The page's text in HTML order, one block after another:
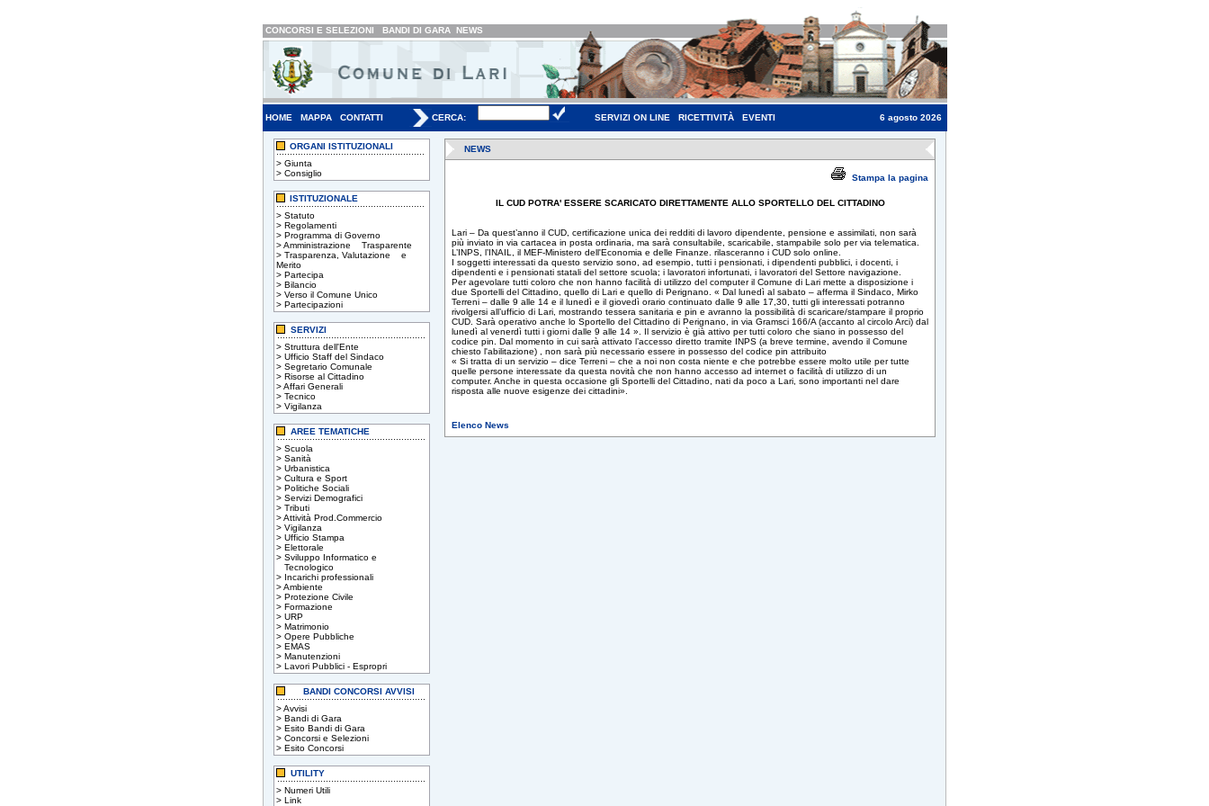
CONCORSI E SELEZIONI BANDI DI GARA NEWS
HOME MAPPA CONTATTI CERCA: SERVIZI ON LINE RICETTIVITÀ EVENTI 6 agosto 2026
ORGANI ISTITUZIONALI
> Giunta
> Consiglio
ISTITUZIONALE
> Statuto
> Regolamenti
> Programma di Governo
>Amministrazione Trasparente
> Trasparenza, Valutazione e
Merito
> Partecipa
> Bilancio
> Verso il Comune Unico
> Partecipazioni
SERVIZI
> Struttura dell'Ente
> Ufficio Staff del Sindaco
> Segretario Comunale
> Risorse al Cittadino
>Affari Generali
> Tecnico
> Vigilanza
AREE TEMATICHE
> Scuola
> Sanità
> Urbanistica
> Cultura e Sport
> Politiche Sociali
> Servizi Demografici
> Tributi
>Attività Prod.Commercio
> Vigilanza
> Ufficio Stampa
> Elettorale
> Sviluppo Informatico e
Tecnologico
> Incarichi professionali
>Ambiente
> Protezione Civile
> Formazione
> URP
> Matrimonio
> Opere Pubbliche
> EMAS
> Manutenzioni
> Lavori Pubblici - Espropri
BANDI CONCORSI AVVISI
>Avvisi
> Bandi di Gara
> Esito Bandi di Gara
> Concorsi e Selezioni
> Esito Concorsi
UTILITY
> Numeri Utili
> Link
NEWS
Stampa la pagina
IL CUD POTRA' ESSERE SCARICATO DIRETTAMENTE ALLO SPORTELLO DEL CITTADINO
Lari – Da quest’anno il CUD, certificazione unica dei redditi di lavoro dipendente, pensione e assimilati, non sarà
più inviato in via cartacea in posta ordinaria, ma sarà consultabile, scaricabile, stampabile solo per via telematica.
L’INPS, l’INAIL, il MEF-Ministero dell'Economia e delle Finanze. rilasceranno i CUD solo online.
I soggetti interessati da questo servizio sono, ad esempio, tutti i pensionati, i dipendenti pubblici, i docenti, i
dipendenti e i pensionati statali del settore scuola; i lavoratori infortunati, i lavoratori del Settore navigazione.
Per agevolare tutti coloro che non hanno facilità di utilizzo del computer il Comune di Lari mette a disposizione i
due Sportelli del Cittadino, quello di Lari e quello di Perignano. « Dal lunedì al sabato – afferma il Sindaco, Mirko
Terreni – dalle 9 alle 14 e il lunedì e il giovedì orario continuato dalle 9 alle 17,30, tutti gli interessati potranno
rivolgersi all’ufficio di Lari, mostrando tessera sanitaria e pin e avranno la possibilità di scaricare/stampare il proprio
CUD. Sarà operativo anche lo Sportello del Cittadino di Perignano, in via Gramsci 166/A (accanto al circolo Arci) dal
lunedì al venerdì tutti i giorni dalle 9 alle 14 ». Il servizio è già attivo per tutti coloro che siano in possesso del
codice pin. Dal momento in cui sarà attivato l’accesso diretto tramite INPS (a breve termine, avendo il Comune
chiesto l'abilitazione) , non sarà più necessario essere in possesso del codice pin attribuito
« Si tratta di un servizio – dice Terreni – che a noi non costa niente e che potrebbe essere molto utile per tutte
quelle persone interessate da questa novità che non hanno accesso ad internet o facilità di utilizzo di un
computer. Anche in questa occasione gli Sportelli del Cittadino, nati da poco a Lari, sono importanti nel dare
risposta alle nuove esigenze dei cittadini».
Elenco News